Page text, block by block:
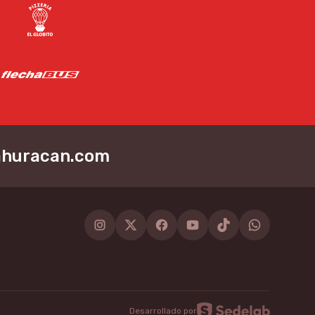
InstagramTwitterFacebookYoutubeTiktokWhatsApp
Desarrollado por